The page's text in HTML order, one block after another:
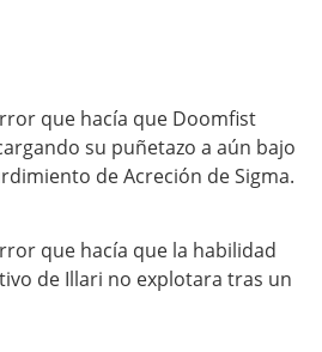
que hacía que Doomfist
su puñetazo a aún bajo
de Acreción de Sigma.
que hacía que la habilidad
de Illari no explotara tras un